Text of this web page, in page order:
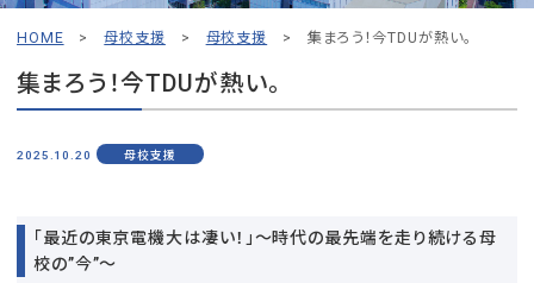
HOME >母校支援 > 母校支援 > 集まろう！今TDUが熱い。
集まろう！今TDUが熱い。
2025.10.20 母校支援
「最近の東京電機大は凄い！」〜時代の最先端を走り続ける母
校の”今”〜